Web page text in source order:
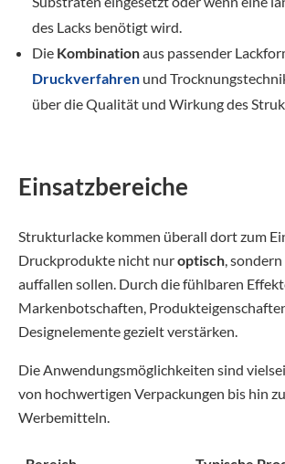
des Lacks benötigt wird.
Die Kombinationaus passender
Druckverfahren und
über die Qualität und Wirkung des
Einsatzbereiche
Strukturlacke kommen überall dort zum
Druckprodukte nicht nuroptisch, sondern
auffallen sollen. Durch die fühlbaren
Markenbotschaften,
Designelemente gezielt verstärken.
Die Anwendungsmöglichkeiten sind
von hochwertigen Verpackungen bis hin
Werbemitteln.